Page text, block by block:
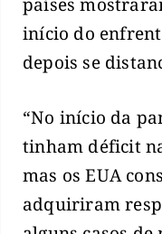
início do
depois se
“No início da
tinham déficit
mas os EUA
adquiriram